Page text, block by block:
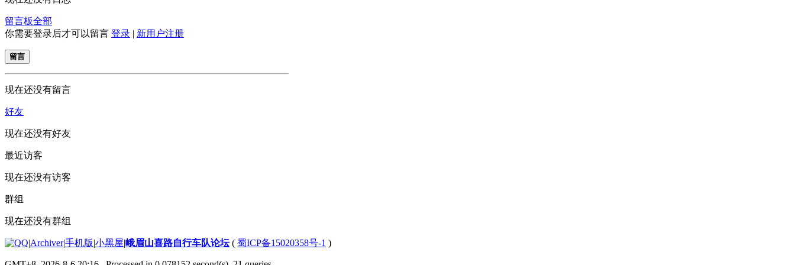
留言板全部
你需要登录后才可以留言 登录 | 新用户注册
留言
现在还没有留言
好友
现在还没有好友
最近访客
现在还没有访客
群组
现在还没有群组
|Archiver|手机版|小黑屋|峨眉山喜路自行车队论坛( 蜀ICP备15020358号-1 )